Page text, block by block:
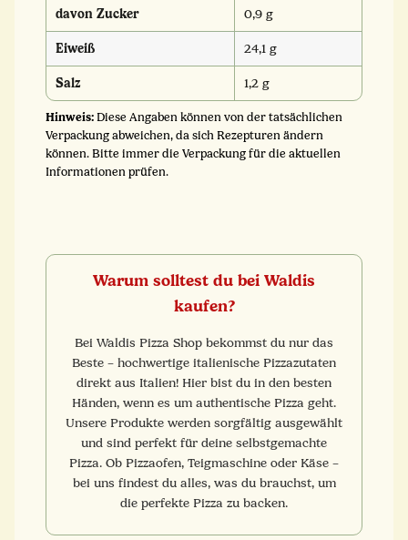
davon Zucker 0,9 g
Eiweiß 24,1 g
Salz 1,2 g
Hinweis: Diese Angaben können von der tatsächlichen
Verpackung abweichen, da sich Rezepturen ändern
können. Bitte immer die Verpackung für die aktuellen
Informationen prüfen.
Warum solltest du bei Waldis
kaufen?
Bei Waldis Pizza Shop bekommst du nur das
Beste – hochwertige italienische Pizzazutaten
direkt aus Italien! Hier bist du in den besten
Händen, wenn es um authentische Pizza geht.
Unsere Produkte werden sorgfältig ausgewählt
und sind perfekt für deine selbstgemachte
Pizza. Ob Pizzaofen, Teigmaschine oder Käse –
bei uns findest du alles, was du brauchst, um
die perfekte Pizza zu backen.